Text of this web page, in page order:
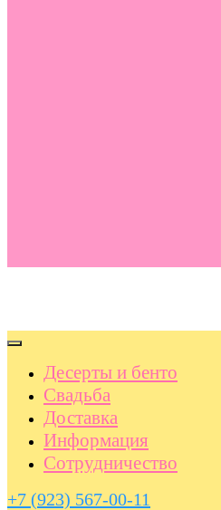
Десерты и бенто
Свадьба
Доставка
Информация
Сотрудничество
+7 (923) 567-00-11